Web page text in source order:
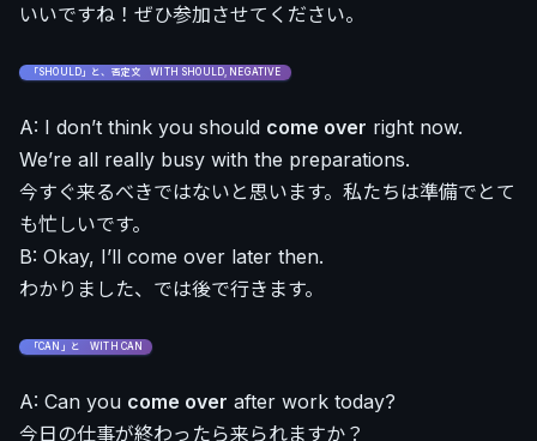
いいですね！ぜひ参加させてください。
「SHOULD」と、否定文 WITH SHOULD, NEGATIVE
A: I don’t think you should come over right now.
We’re all really busy with the preparations.
今すぐ来るべきではないと思います。私たちは準備でとて
も忙しいです。
B: Okay, I’ll come over later then.
わかりました、では後で行きます。
「CAN」と WITH CAN
A: Can you come over after work today?
今日の仕事が終わったら来られますか？